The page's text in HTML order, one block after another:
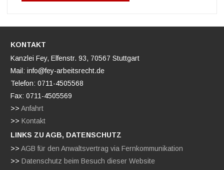
KONTAKT
Kanzlei Fey, Elfenstr. 93, 70567 Stuttgart
Mail: info@fey-arbeitsrecht.de
Telefon: 0711-4505568
Fax: 0711-4505569
>> Anfahrt
>> Kontakt
LINKS ZU AGB, DATENSCHUTZ
>> AGB für den Anwaltsvertrag via Fernkommunikation
>> Datenschutz beim Besuch dieser Website